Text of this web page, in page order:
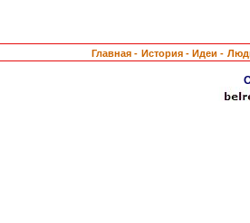
Главная - История - Идеи -